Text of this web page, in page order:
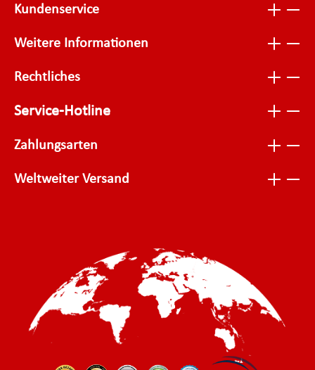
Kundenservice
Weitere Informationen
Rechtliches
Service-Hotline
Zahlungsarten
Weltweiter Versand